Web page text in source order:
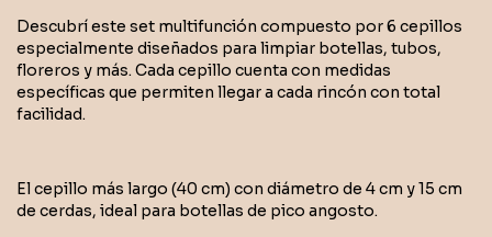
Descubrí este set multifunción compuesto por 6 cepillos
especialmente diseñados para limpiar botellas, tubos,
floreros y más. Cada cepillo cuenta con medidas
específicas que permiten llegar a cada rincón con total
facilidad.
El cepillo más largo (40 cm) con diámetro de 4 cm y 15 cm
de cerdas, ideal para botellas de pico angosto.